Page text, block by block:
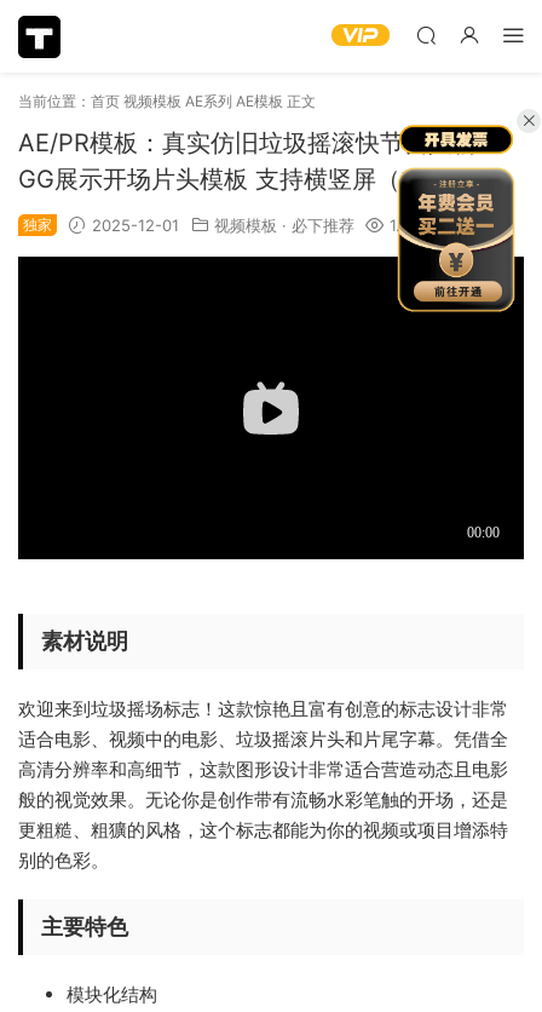
当前位置： 首页 视频模板 AE系列 AE模板 正文
AE/PR模板：真实仿旧垃圾摇滚快节奏人物LO
GG展示开场片头模板 支持横竖屏（14095）
独家 2025-12-01 视频模板 · 必下推荐 1.17k
素材说明
欢迎来到垃圾摇场标志！这款惊艳且富有创意的标志设计非常
适合电影、视频中的电影、垃圾摇滚片头和片尾字幕。凭借全
高清分辨率和高细节，这款图形设计非常适合营造动态且电影
般的视觉效果。无论你是创作带有流畅水彩笔触的开场，还是
更粗糙、粗獷的风格，这个标志都能为你的视频或项目增添特
别的色彩。
主要特色
模块化结构